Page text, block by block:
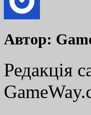
Автор:
Редакція